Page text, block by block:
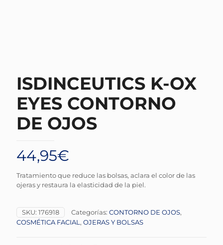
ISDINCEUTICS K-OX
EYES CONTORNO
DE OJOS
44,95€
Tratamiento que reduce las bolsas, aclara el color de las
ojeras y restaura la elasticidad de la piel.
SKU: 176918 Categorías: CONTORNO DE OJOS,
COSMÉTICA FACIAL , OJERAS Y BOLSAS